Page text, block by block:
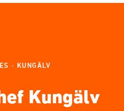
· KUNGÄLV
Kungälv